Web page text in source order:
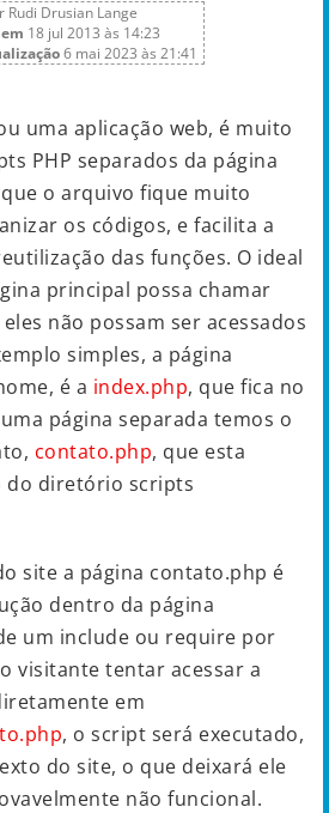
Rudi Drusian Lange
18 jul 2013 às 14:23
6 mai 2023 às 21:41
uma aplicação web, é muito
PHP separados da página
o arquivo fique muito
os códigos, e facilita a
das funções. O ideal
principal possa chamar
não possam ser acessados
simples, a página
é a index.php, que fica no
página separada temos o
contato.php, que esta
do diretório scripts
site a página contato.php é
dentro da página
um include ou require por
visitante tentar acessar a
em
, o script será executado,
do site, o que deixará ele
não funcional.